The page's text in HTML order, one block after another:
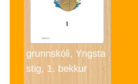
grunnskóli, Yngsta
stig, 1. bekkur